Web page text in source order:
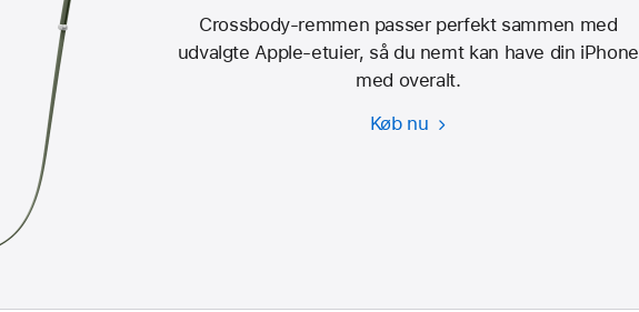
Crossbody-remmen passer perfekt sammen med
udvalgte Apple-etuier, så du nemt kan have din iPhone
med overalt.
Køb nu Crossbody-